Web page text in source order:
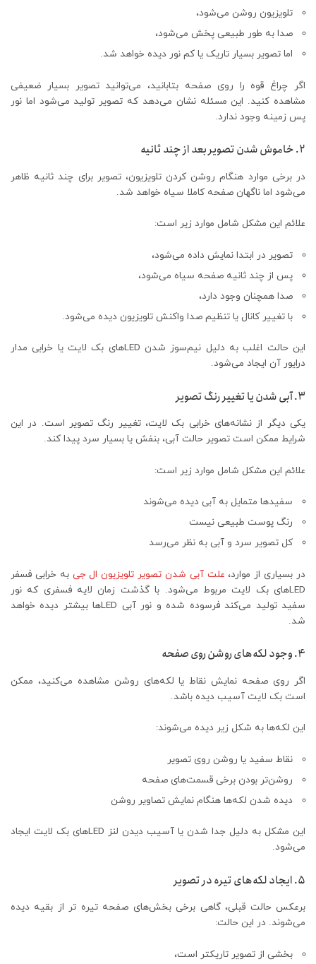
تلویزیون روشن می‌شود،
صدا به طور طبیعی پخش می‌شود،
اما تصویر بسیار تاریک یا کم نور دیده خواهد شد.
اگر چراغ قوه را روی صفحه بتابانید، می‌توانید تصویر بسیار ضعیفی
مشاهده کنید. این مسئله نشان می‌دهد که تصویر تولید می‌شود اما نور
پس زمینه وجود ندارد.
۲. خاموش شدن تصویر بعد از چند ثانیه
در برخی موارد هنگام روشن کردن تلویزیون، تصویر برای چند ثانیه ظاهر
می‌شود اما ناگهان صفحه کاملا سیاه خواهد شد.
علائم این مشکل شامل موارد زیر است:
تصویر در ابتدا نمایش داده می‌شود،
پس از چند ثانیه صفحه سیاه می‌شود،
صدا همچنان وجود دارد،
با تغییر کانال یا تنظیم صدا واکنش تلویزیون دیده می‌شود.
این حالت اغلب به دلیل نیم‌سوز شدن LEDهای بک لایت یا خرابی مدار
درایور آن ایجاد می‌شود.
۳. آبی شدن یا تغییر رنگ تصویر
یکی دیگر از نشانه‌های خرابی بک لایت، تغییر رنگ تصویر است. در این
شرایط ممکن است تصویر حالت آبی، بنفش یا بسیار سرد پیدا کند.
علائم این مشکل شامل موارد زیر است:
سفیدها متمایل به آبی دیده می‌شوند
رنگ پوست طبیعی نیست
کل تصویر سرد و آبی به نظر می‌رسد
در بسیاری از موارد، علت آبی شدن تصویر تلویزیون ال جی به خرابی فسفر
LEDهای بک لایت مربوط می‌شود. با گذشت زمان لایه فسفری که نور
سفید تولید می‌کند فرسوده شده و نور آبی LEDها بیشتر دیده خواهد
شد.
۴. وجود لکه‌های روشن روی صفحه
اگر روی صفحه نمایش نقاط یا لکه‌های روشن مشاهده می‌کنید، ممکن
است بک لایت آسیب دیده باشد.
این لکه‌ها به شکل زیر دیده می‌شوند:
نقاط سفید یا روشن روی تصویر
روشن‌تر بودن برخی قسمت‌های صفحه
دیده شدن لکه‌ها هنگام نمایش تصاویر روشن
این مشکل به دلیل جدا شدن یا آسیب دیدن لنز LEDهای بک لایت ایجاد
می‌شود.
۵. ایجاد لکه‌های تیره در تصویر
برعکس حالت قبلی، گاهی برخی بخش‌های صفحه تیره تر از بقیه دیده
می‌شوند. در این حالت:
بخشی از تصویر تاریکتر است،